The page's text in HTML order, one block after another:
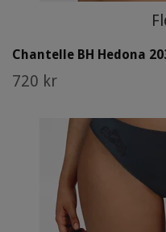
Chantelle BH Hedona
720 kr